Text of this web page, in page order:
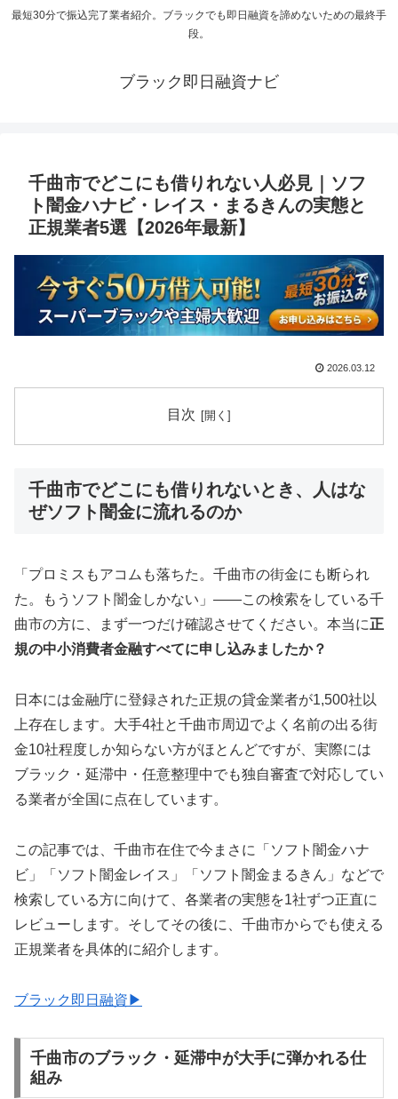
最短30分で振込完了業者紹介。ブラックでも即日融資を諦めないための最終手
段。
ブラック即日融資ナビ
千曲市でどこにも借りれない人必見｜ソフ
ト闇金ハナビ・レイス・まるきんの実態と
正規業者5選【2026年最新】
2026.03.12
目次
千曲市でどこにも借りれないとき、人はな
ぜソフト闇金に流れるのか
「プロミスもアコムも落ちた。千曲市の街金にも断られ
た。もうソフト闇金しかない」——この検索をしている千
曲市の方に、まず一つだけ確認させてください。本当に正
規の中小消費者金融すべてに申し込みましたか？
日本には金融庁に登録された正規の貸金業者が1,500社以
上存在します。大手4社と千曲市周辺でよく名前の出る街
金10社程度しか知らない方がほとんどですが、実際には
ブラック・延滞中・任意整理中でも独自審査で対応してい
る業者が全国に点在しています。
この記事では、千曲市在住で今まさに「ソフト闇金ハナ
ビ」「ソフト闇金レイス」「ソフト闇金まるきん」などで
検索している方に向けて、各業者の実態を1社ずつ正直に
レビューします。そしてその後に、千曲市からでも使える
正規業者を具体的に紹介します。
ブラック即日融資▶
千曲市のブラック・延滞中が大手に弾かれる仕
組み